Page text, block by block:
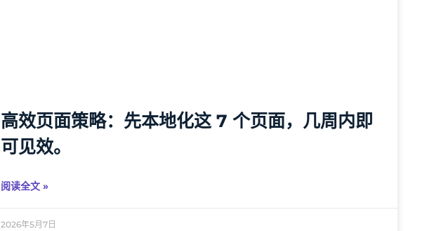
高效页面策略：先本地化这 7 个页面，几周内即
可见效。
阅读全文 »
2026年5月7日